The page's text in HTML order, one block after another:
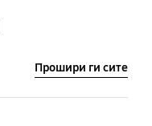
Прошири ги сите